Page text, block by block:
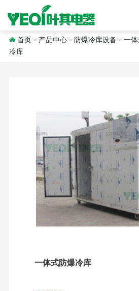
网站首页
资料下载
首页 - 产品中心 - 防爆冷库设备 - 一
冷库
一体式防爆冷库